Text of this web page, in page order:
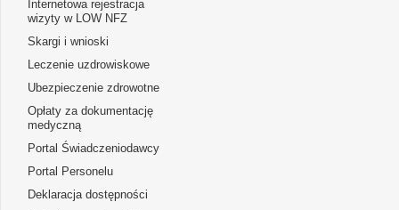
Internetowa rejestracja
wizyty w LOW NFZ
Skargi i wnioski
Leczenie uzdrowiskowe
Ubezpieczenie zdrowotne
Opłaty za dokumentację
medyczną
Portal Świadczeniodawcy
Portal Personelu
Deklaracja dostępności